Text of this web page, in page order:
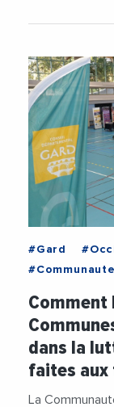
#Gard
#PontDuGard
Comment
dans la
faites aux
La